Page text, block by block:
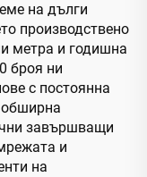
на дълги
производствено
метра и годишна
броя ни
с постоянна
обширна
завършващи
и
на